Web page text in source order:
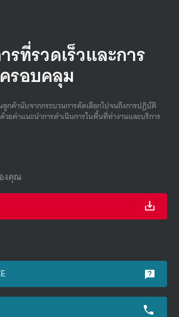
รที่รวดเร็วและการ
รอบคลุม
ลูกค้านับจากกระบวนการคัดเลือกไปจนถึงการปฏิบัติ
ยคําแนะนําการดําเนินการในพื้นที่ทํางานและบริการ
งคุณ